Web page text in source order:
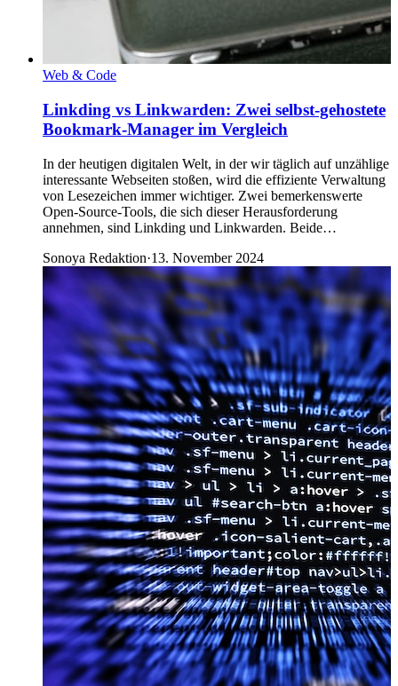
Web & Code
Linkding vs Linkwarden: Zwei selbst-gehostete
Bookmark-Manager im Vergleich
In der heutigen digitalen Welt, in der wir täglich auf unzählige
interessante Webseiten stoßen, wird die effiziente Verwaltung
von Lesezeichen immer wichtiger. Zwei bemerkenswerte
Open-Source-Tools, die sich dieser Herausforderung
annehmen, sind Linkding und Linkwarden. Beide…
Sonoya Redaktion·13. November 2024